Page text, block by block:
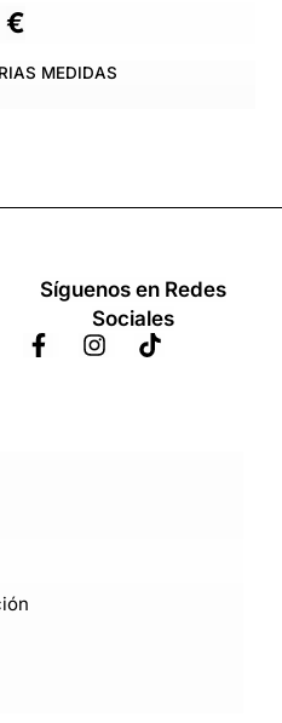
€
MEDIDAS
Síguenos en Redes
Sociales